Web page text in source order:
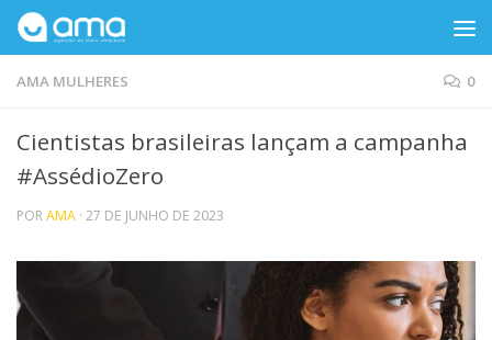
Skip to content
AMA MULHERES 0
Cientistas brasileiras lançam a campanha
#AssédioZero
PORAMA · 27 DE JUNHO DE 2023